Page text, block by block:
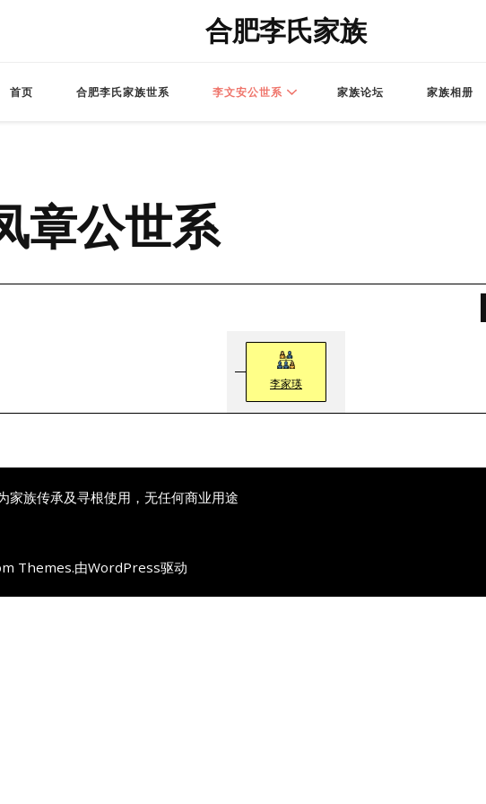
合肥李氏家族
首页 合肥李氏家族世系 李文安公世系 家族论坛 家族相册
章公世系
李家瑛
家族传承及寻根使用，无任何商业用途
Themes.由WordPress驱动